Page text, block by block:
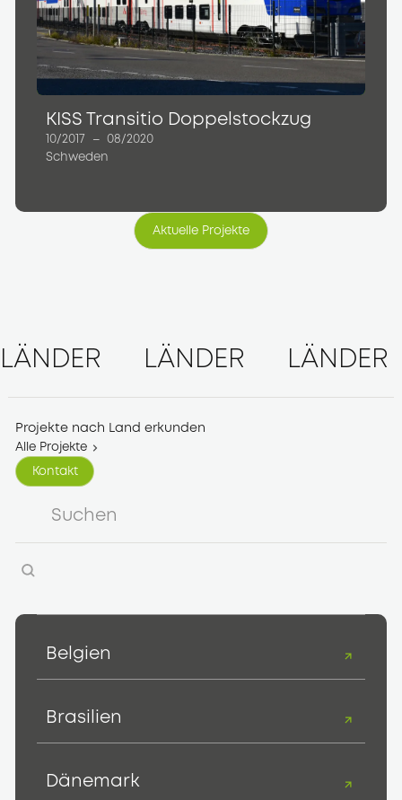
KISS Transitio Doppelstockzug
10/2017 –
08/2020
Schweden
Aktuelle Projekte
Aktuelle Projekte
LÄNDER LÄNDER LÄNDER
Projekte nach Land erkunden
Alle Projekte
Kontakt
Kontakt
Belgien
Brasilien
Dänemark